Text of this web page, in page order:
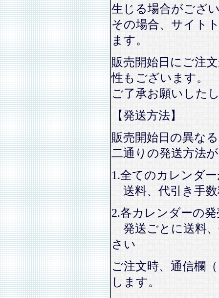
生じる場合がござ
その場合、サイト
ます。
販売開始日にご注
性もございます。
ご了承お願いした
【発送方法】
販売開始日の異な
二通りの発送方法
1.全てのカレンダ
送料、代引き手
2.各カレンダーの
発送ごとに送料
さい
ご注文時、通信欄
します。